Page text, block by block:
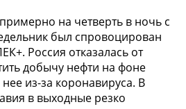
на четверть в ночь с
был спровоцирован
Россия отказалась от
добычу нефти на фоне
из-за коронавируса. В
в выходные резко